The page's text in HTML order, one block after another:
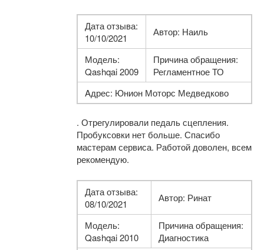
Дата отзыва:
10/10/2021
Автор: Наиль
Модель:
Qashqai 2009
Причина обращения:
Регламентное ТО
Aдрес: Юнион Моторс Медведково
. Отрегулировали педаль сцепления.
Пробуксовки нет больше. Спасибо
мастерам сервиса. Работой доволен, всем
рекомендую.
Дата отзыва:
08/10/2021
Автор: Ринат
Модель:
Qashqai 2010
Причина обращения:
Диагностика